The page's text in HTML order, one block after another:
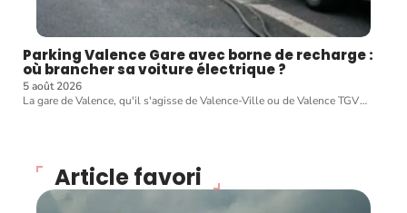
Parking Valence Gare avec borne de recharge :
où brancher sa voiture électrique ?
5 août 2026
La gare de Valence, qu'il s'agisse de Valence-Ville ou de Valence TGV…
Article favori